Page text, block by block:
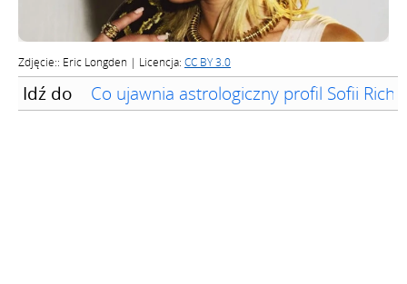
Zdjęcie:: Eric Longden | Licencja: CC BY 3.0
Idź do Co ujawnia astrologiczny profil Sofii